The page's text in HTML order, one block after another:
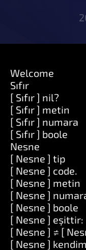
Welcome
Sıfır
[ Sıfır ] nil?
[ Sıfır ] metin
[ Sıfır ] numara
[ Sıfır ] boole
Nesne
[ Nesne ] tip
[ Nesne ] code.
[ Nesne ] metin
[ Nesne ]
[ Nesne ] boole
[ Nesne ] eşittir:
[ Nesne ] ≠ [
[ Nesne ] kendim